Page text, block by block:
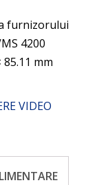
furnizorului
4200
mm
VIDEO